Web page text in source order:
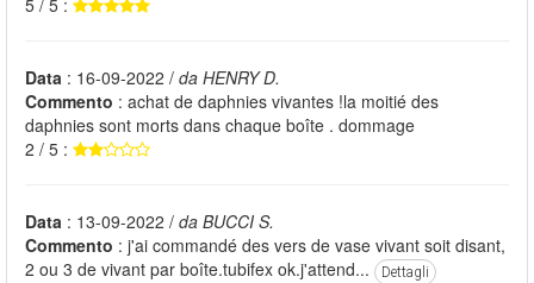
5 / 5 :
Data : 16-09-2022 / da HENRY D.
Commento : achat de daphnies vivantes !la moitié des
daphnies sont morts dans chaque boîte . dommage
2 / 5 :
Data : 13-09-2022 / da BUCCI S.
Commento : j'ai commandé des vers de vase vivant soit disant,
2 ou 3 de vivant par boîte.tubifex ok.j'attend...
Dettagli